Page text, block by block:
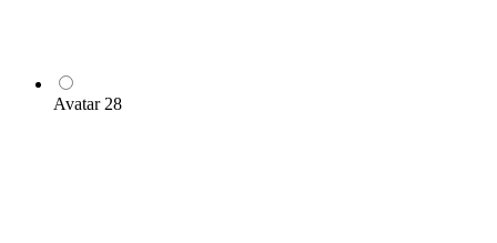
Avatar 28